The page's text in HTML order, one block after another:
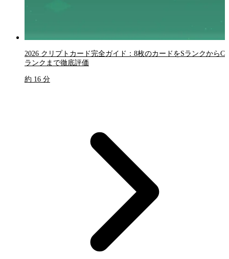
2026 クリプトカード完全ガイド：8枚のカードをSランクからC
ランクまで徹底評価
約 16 分